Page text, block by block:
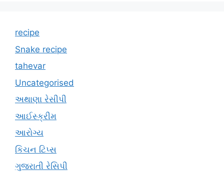
recipe
Snake recipe
tahevar
Uncategorised
અથાણા રેસીપી
આઈસ્ક્રીમ
આરોગ્ય
કિચન ટિપ્સ
ગુજરાતી રેસિપી